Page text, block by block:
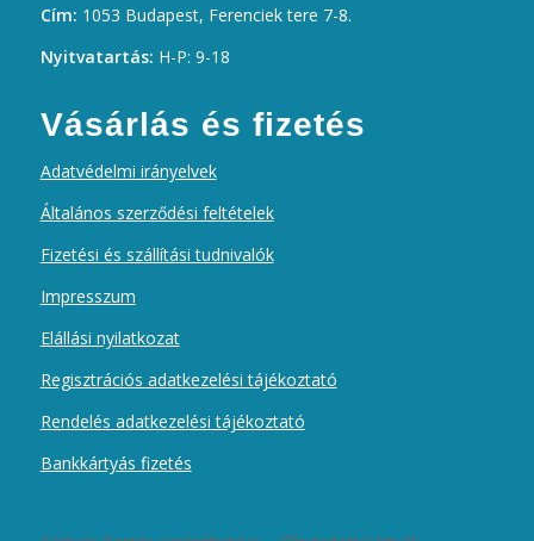
Cím: 1053 Budapest, Ferenciek tere 7-8.
Nyitvatartás: H-P: 9-18
Vásárlás és fizetés
Adatvédelmi irányelvek
Általános szerződési feltételek
Fizetési és szállítási tudnivalók
Impresszum
Elállási nyilatkozat
Regisztrációs adatkezelési tájékoztató
Rendelés adatkezelési tájékoztató
Bankkártyás fizetés